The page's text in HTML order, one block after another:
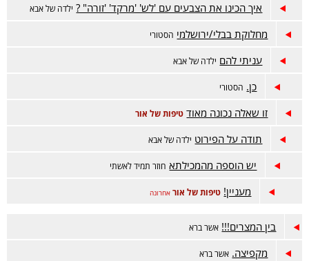
איך הכינו את הצבעים עם 'לש' 'מרקד' 'זורה" ? ילדה של אבא
מחלוקת בבלי/ירושלמי הסטורי
עניתי להם ילדה של אבא
כן. הסטורי
זו שאלה נכונה מאוד טיפות של אור
תודה על הפירוט ילדה של אבא
יש הוספה מהמכילתא חוזר תמיד לאשתי
מעניין! טיפות של אור אחרונה
בין המצרים!!! אשר ברא
מקפיצה. אשר ברא